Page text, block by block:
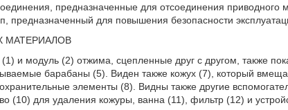
предназначенные для отсоединения приводного
предназначенный для повышения безопасности
МАТЕРИАЛОВ
и модуль (2) отжима, сцепленные друг с другом, также
барабаны (5). Виден также кожух (7), который
элементы (8). Видны также другие
(10) для удаления кожуры, ванна (11), фильтр (12) и